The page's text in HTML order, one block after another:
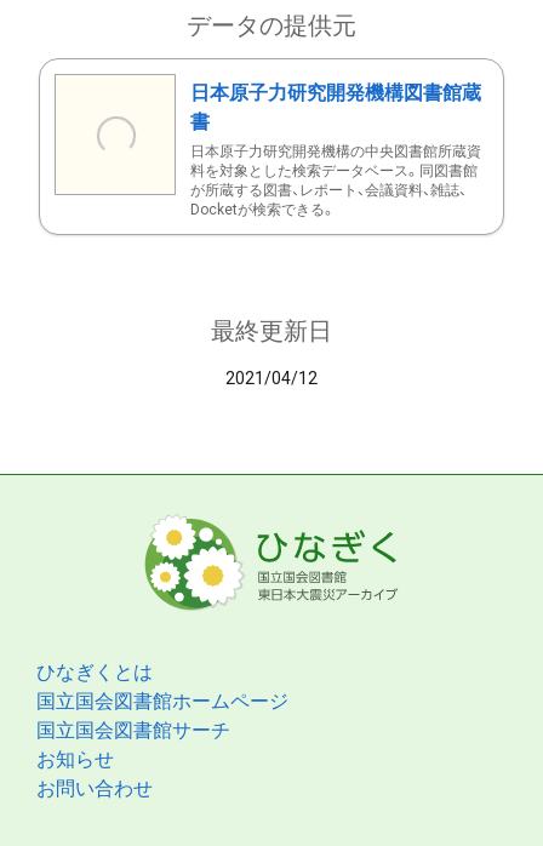
データの提供元
日本原子力研究開発機構図書館蔵
書
日本原子力研究開発機構の中央図書館所蔵資
料を対象とした検索データベース。同図書館
が所蔵する図書、レポート、会議資料、雑誌、
Docketが検索できる。
最終更新日
2021/04/12
ひなぎくとは
国立国会図書館ホームページ
国立国会図書館サーチ
お知らせ
お問い合わせ